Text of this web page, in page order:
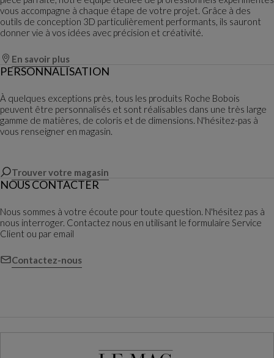
vous accompagne à chaque étape de votre projet. Grâce à des
outils de conception 3D particulièrement performants, ils sauront
donner vie à vos idées avec précision et créativité.
En savoir plus
PERSONNALISATION
À quelques exceptions près, tous les produits Roche Bobois
peuvent être personnalisés et sont réalisables dans une très large
gamme de matières, de coloris et de dimensions. N'hésitez-pas à
vous renseigner en magasin.
Trouver votre magasin
NOUS CONTACTER
Nous sommes à votre écoute pour toute question. N'hésitez pas à
nous interroger. Contactez nous en utilisant le formulaire Service
Client ou par email
Contactez-nous